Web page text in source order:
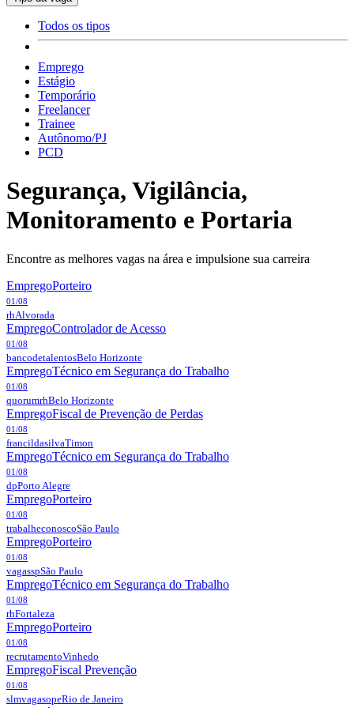
Todos os tipos
Emprego
Estágio
Temporário
Freelancer
Trainee
Autônomo/PJ
PCD
Segurança, Vigilância,
Monitoramento e Portaria
Encontre as melhores vagas na área e impulsione sua carreira
EmpregoPorteiro
01/08
rhAlvorada
EmpregoControlador de Acesso
01/08
bancodetalentosBelo Horizonte
EmpregoTécnico em Segurança do Trabalho
01/08
quorumrhBelo Horizonte
EmpregoFiscal de Prevenção de Perdas
01/08
francildasilvaTimon
EmpregoTécnico em Segurança do Trabalho
01/08
dpPorto Alegre
EmpregoPorteiro
01/08
trabalheconoscoSão Paulo
EmpregoPorteiro
01/08
vagasspSão Paulo
EmpregoTécnico em Segurança do Trabalho
01/08
rhFortaleza
EmpregoPorteiro
01/08
recrutamentoVinhedo
EmpregoFiscal Prevenção
01/08
slmvagasopeRio de Janeiro